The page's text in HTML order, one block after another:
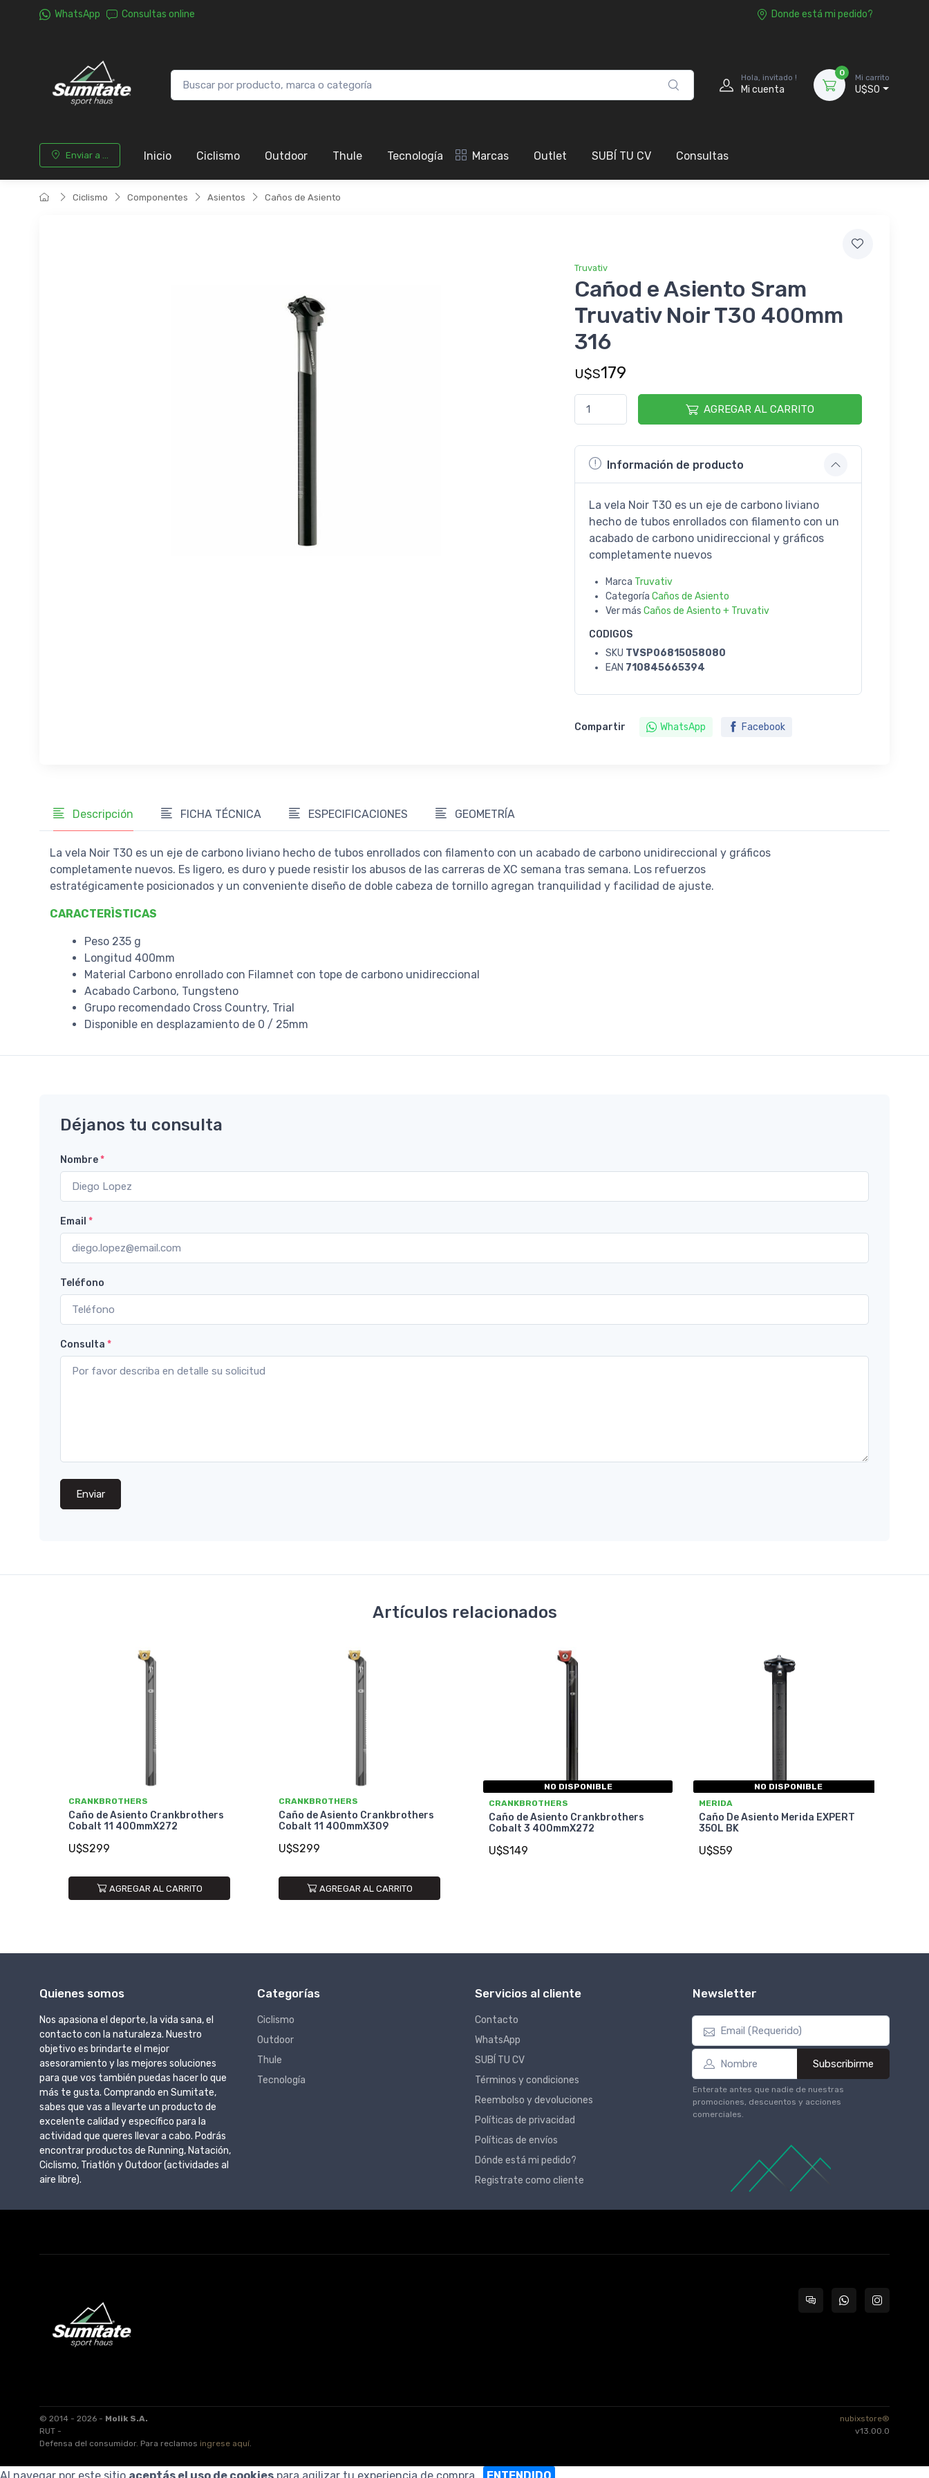
WhatsApp Consultas online Donde está mi pedido?
Hola, invitado !
Mi cuenta
0
Mi carrito
U$S0
Enviar a ... Inicio Ciclismo Outdoor Thule Tecnología Marcas Outlet SUBÍ TU CV Consultas
Ciclismo Componentes Asientos Caños de Asiento
Truvativ
Cañod e Asiento Sram
Truvativ Noir T30 400mm
316
U$S179
AGREGAR AL CARRITO
Información de producto
La vela Noir T30 es un eje de carbono liviano
hecho de tubos enrollados con filamento con un
acabado de carbono unidireccional y gráficos
completamente nuevos
Marca Truvativ
Categoría Caños de Asiento
Ver más Caños de Asiento + Truvativ
CODIGOS
SKU TVSP06815058080
EAN 710845665394
Compartir WhatsApp Facebook
Descripción FICHA TÉCNICA ESPECIFICACIONES GEOMETRÍA
La vela Noir T30 es un eje de carbono liviano hecho de tubos enrollados con filamento con un acabado de carbono unidireccional y gráficos
completamente nuevos. Es ligero, es duro y puede resistir los abusos de las carreras de XC semana tras semana. Los refuerzos
estratégicamente posicionados y un conveniente diseño de doble cabeza de tornillo agregan tranquilidad y facilidad de ajuste.
CARACTERÌSTICAS
Peso 235 g
Longitud 400mm
Material Carbono enrollado con Filamnet con tope de carbono unidireccional
Acabado Carbono, Tungsteno
Grupo recomendado Cross Country, Trial
Disponible en desplazamiento de 0 / 25mm
Déjanos tu consulta
Nombre*
Email *
Teléfono
Consulta *
Enviar
Artículos relacionados
CRANKBROTHERS
Caño de Asiento Crankbrothers
Cobalt 11 400mmX272
U$S299
AGREGAR AL CARRITO
CRANKBROTHERS
Caño de Asiento Crankbrothers
Cobalt 11 400mmX309
U$S299
AGREGAR AL CARRITO
NO DISPONIBLE
CRANKBROTHERS
Caño de Asiento Crankbrothers
Cobalt 3 400mmX272
U$S149
NO DISPONIBLE
MERIDA
Caño De Asiento Merida EXPERT
350L BK
U$S59
Quienes somos
Nos apasiona el deporte, la vida sana, el
contacto con la naturaleza. Nuestro
objetivo es brindarte el mejor
asesoramiento y las mejores soluciones
para que vos también puedas hacer lo que
más te gusta. Comprando en Sumitate,
sabes que vas a llevarte un producto de
excelente calidad y específico para la
actividad que queres llevar a cabo. Podrás
encontrar productos de Running, Natación,
Ciclismo, Triatlón y Outdoor (actividades al
aire libre).
Categorías
Ciclismo
Outdoor
Thule
Tecnología
Servicios al cliente
Contacto
WhatsApp
SUBÍ TU CV
Términos y condiciones
Reembolso y devoluciones
Políticas de privacidad
Políticas de envíos
Dónde está mi pedido?
Registrate como cliente
Newsletter
Subscribirme
Enterate antes que nadie de nuestras
promociones, descuentos y acciones
comerciales.
© 2014 - 2026 - Molik S.A.
RUT -
Defensa del consumidor. Para reclamos ingrese aquí.
nubixstore®
v13.00.0